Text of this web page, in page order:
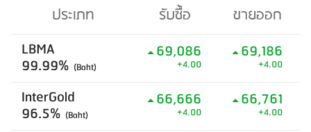
ประเภท รับซื้อ
ขายออก
LBMA
99.99% (Baht)
69,086
+4.00
69,186
+4.00
InterGold
96.5% (Baht)
66,666
+4.00
66,761
+4.00